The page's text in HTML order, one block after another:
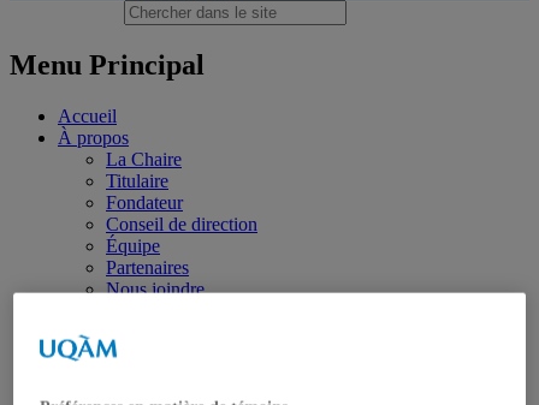
Menu Principal
Accueil
À propos
La Chaire
Titulaire
Fondateur
Conseil de direction
Équipe
Partenaires
Nous joindre
Centre FrancoPaix
Moyen-Orient et Afrique du Nord